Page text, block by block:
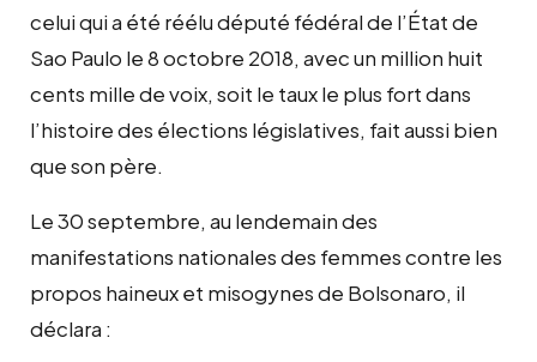
celui qui a été réélu député fédéral de l’État de
Sao Paulo le 8 octobre 2018, avec un million huit
cents mille de voix, soit le taux le plus fort dans
l’histoire des élections législatives, fait aussi bien
que son père.
Le 30 septembre, au lendemain des
manifestations nationales des femmes contre les
propos haineux et misogynes de Bolsonaro, il
déclara :